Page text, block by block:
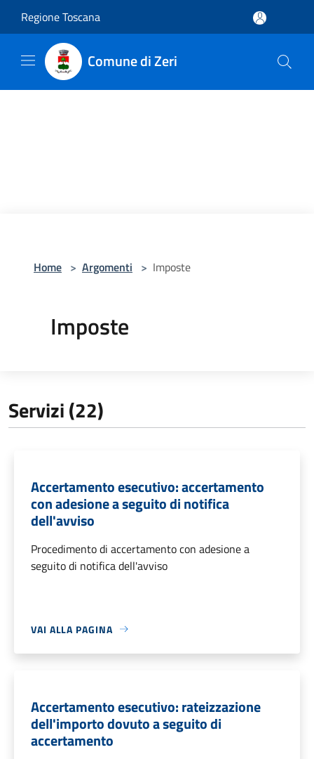
Regione Toscana
Comune di Zeri
Home > Argomenti > Imposte
Imposte
Servizi (22)
Accertamento esecutivo: accertamento
con adesione a seguito di notifica
dell'avviso
Procedimento di accertamento con adesione a
seguito di notifica dell'avviso
VAI ALLA PAGINA
Accertamento esecutivo: rateizzazione
dell'importo dovuto a seguito di
accertamento